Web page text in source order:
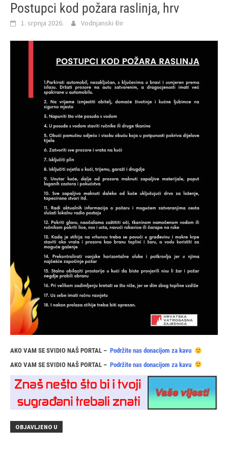
Postupci kod požara raslinja, hrv
1. srpnja 2026. Vodnjanski Đir
AKO VAM SE SVIDIO NAŠ PORTAL – Podržite nas donacijom za kavu
AKO VAM SE SVIDIO NAŠ PORTAL – Podržite nas donacijom za kavu
OBJAVLJENO U